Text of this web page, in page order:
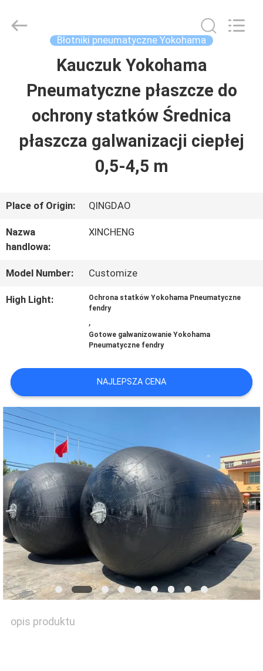
PRODUKTY
POKAZ
NAS
KONTROLA
JAKOŚCI
SKONTAKTUJ
SIĘ
Z
NAMI
AKTUALNOŚCI
Rubber
Products
Błotniki pneumatyczne Yokohama
Kauczuk Yokohama
Pneumatyczne płaszcze do
ochrony statków Średnica
płaszcza galwanizacji ciepłej
0,5-4,5 m
Place of Origin: QINGDAO
Nazwa
handlowa:
XINCHENG
Model Number: Customize
High Light:
Ochrona statków Yokohama Pneumatyczne
fendry
,
Gotowe galwanizowanie Yokohama
Pneumatyczne fendry
NAJLEPSZA CENA
opis produktu